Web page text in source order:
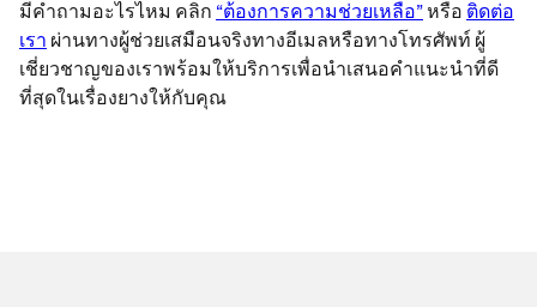
มีคำถามอะไรไหม คลิก “ต้องการความช่วยเหลือ”หรือ ติดต่อ
เรา ผ่านทางผู้ช่วยเสมือนจริงทางอีเมลหรือทางโทรศัพท์ ผู้
เชี่ยวชาญของเราพร้อมให้บริการเพื่อนำเสนอคำแนะนำที่ดี
ที่สุดในเรื่องยางให้กับคุณ